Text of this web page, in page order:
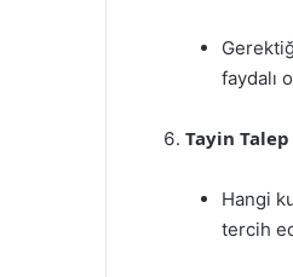
faydalı
Tayin
Hangi
tercih